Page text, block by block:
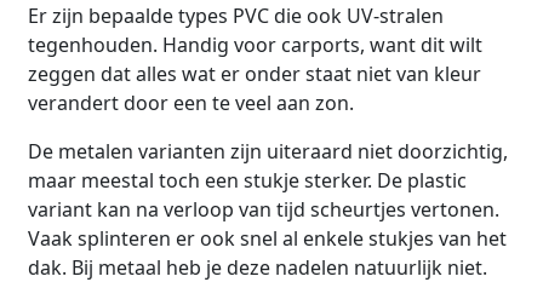
Er zijn bepaalde types PVC die ook UV-stralen
tegenhouden. Handig voor carports, want dit wilt
zeggen dat alles wat er onder staat niet van kleur
verandert door een te veel aan zon.
De metalen varianten zijn uiteraard niet doorzichtig,
maar meestal toch een stukje sterker. De plastic
variant kan na verloop van tijd scheurtjes vertonen.
Vaak splinteren er ook snel al enkele stukjes van het
dak. Bij metaal heb je deze nadelen natuurlijk niet.